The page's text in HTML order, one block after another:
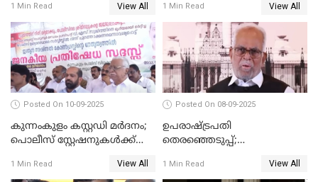
സമ്മേളനത്തിന് തുടക്കം
WATCH VIDEO
1 Min Read View All
സത്യപ്രതിജ്ഞ ചെയ്തു
WATCH VIDEO
1 Min Read View All
Posted On 10-09-2025
കുന്നംകുളം കസ്റ്റഡി മര്‍ദനം;
പൊലീസ് സ്റ്റേഷനുകൾക്ക്
സദസ്സ്
1 Min Read View All
Posted On 08-09-2025
ഉപരാഷ്ട്രപതി
തെരഞ്ഞെടുപ്പ്;
സന്ദേശവുമായി ജസ്റ്റിസ് ബി.
1 Min Read View All